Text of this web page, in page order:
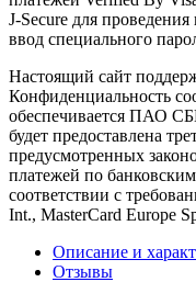
J-Secure для
ввод специального
Настоящий сайт
Конфиденциальность
обеспечивается ПАО
будет предоставлена
предусмотренных
платежей по
соответствии с
Int., MasterCard Europe
Описание и
Отзывы